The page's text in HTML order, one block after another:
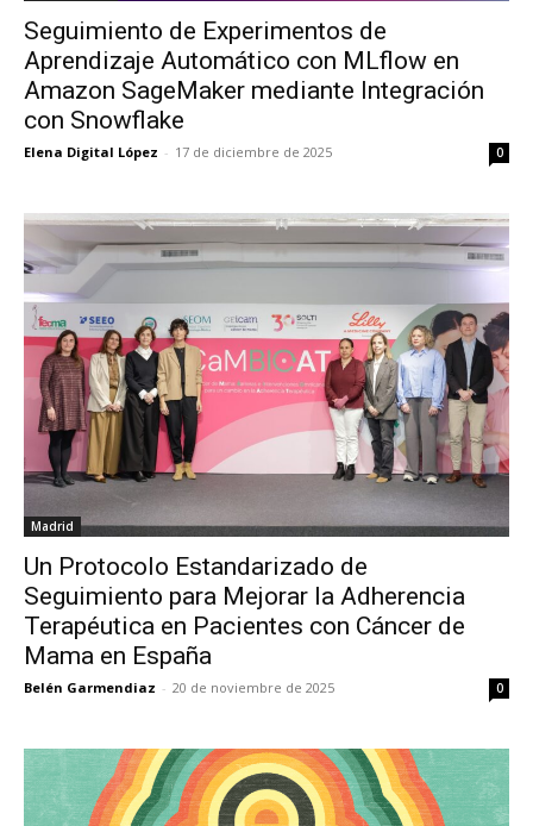
Seguimiento de Experimentos de
Aprendizaje Automático con MLflow en
Amazon SageMaker mediante Integración
con Snowflake
Elena Digital López - 17 de diciembre de 2025 0
Madrid
Un Protocolo Estandarizado de
Seguimiento para Mejorar la Adherencia
Terapéutica en Pacientes con Cáncer de
Mama en España
Belén Garmendiaz - 20 de noviembre de 2025 0